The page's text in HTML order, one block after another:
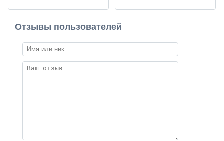
Отзывы пользователей